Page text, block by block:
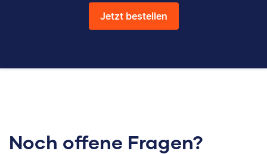
Jetzt bestellen
Noch offene Fragen?